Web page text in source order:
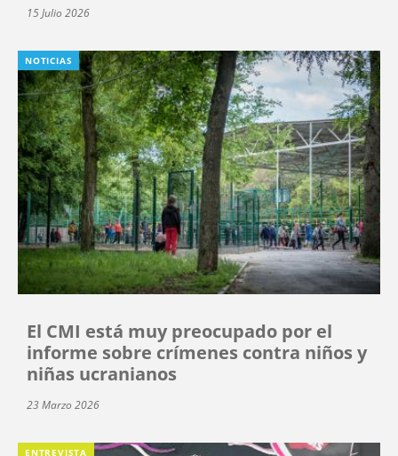
15 Julio 2026
NOTICIAS
El CMI está muy preocupado por el
informe sobre crímenes contra niños y
niñas ucranianos
23 Marzo 2026
ENTREVISTA